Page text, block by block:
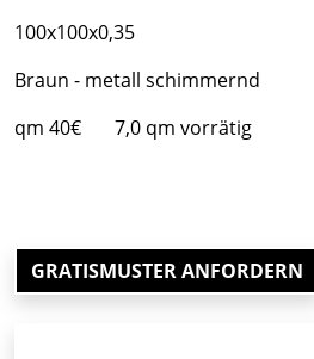
100x100x0,35
Braun - metall schimmernd
qm 40€ 7,0 qm vorrätig
GRATISMUSTER ANFORDERN